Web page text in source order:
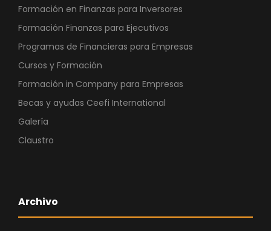
Formación en Finanzas para Inversores
Formación Finanzas para Ejecutivos
Programas de Financieras para Empresas
Cursos y Formación
Formación in Company para Empresas
Becas y ayudas Ceefi International
Galería
Claustro
Archivo